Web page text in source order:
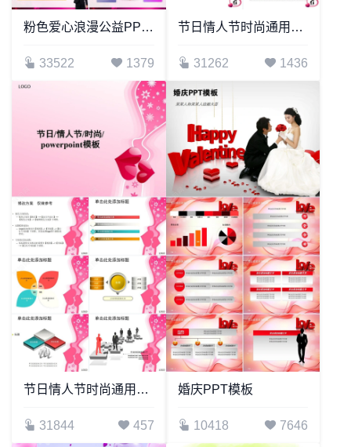
粉色爱心浪漫公益PPT模板
33522 1379 31262 1436